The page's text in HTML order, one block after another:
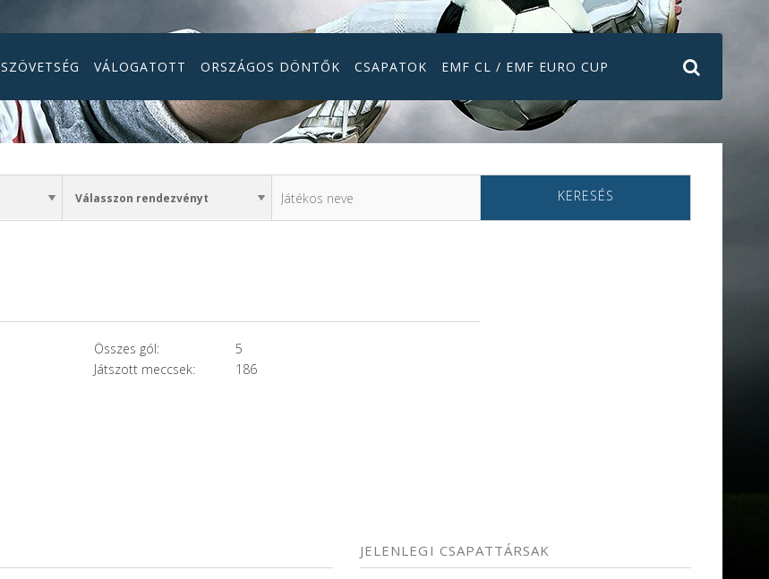
SZÖVETSÉG VÁLOGATOTT ORSZÁGOS DÖNTŐK CSAPATOK EMF CL / EMF EURO CUP
KERESÉS
Összes gól:
5
Játszott meccsek:
186
JELENLEGI CSAPATTÁRSAK